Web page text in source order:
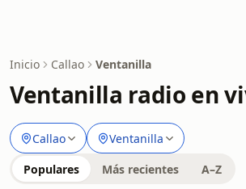
Inicio Callao Ventanilla
Ventanilla radio en
Callao Ventanilla
Populares Más recientes A–Z